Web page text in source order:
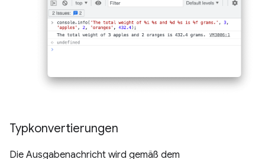
Typkonvertierungen
Die Ausgabenachricht wird gemäß dem